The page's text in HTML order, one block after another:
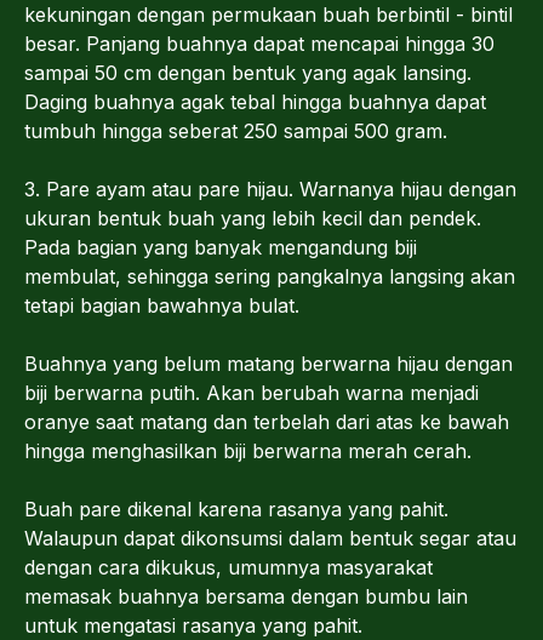
kekuningan dengan permukaan buah berbintil - bintil
besar. Panjang buahnya dapat mencapai hingga 30
sampai 50 cm dengan bentuk yang agak lansing.
Daging buahnya agak tebal hingga buahnya dapat
tumbuh hingga seberat 250 sampai 500 gram.
3. Pare ayam atau pare hijau. Warnanya hijau dengan
ukuran bentuk buah yang lebih kecil dan pendek.
Pada bagian yang banyak mengandung biji
membulat, sehingga sering pangkalnya langsing akan
tetapi bagian bawahnya bulat.
Buahnya yang belum matang berwarna hijau dengan
biji berwarna putih. Akan berubah warna menjadi
oranye saat matang dan terbelah dari atas ke bawah
hingga menghasilkan biji berwarna merah cerah.
Buah pare dikenal karena rasanya yang pahit.
Walaupun dapat dikonsumsi dalam bentuk segar atau
dengan cara dikukus, umumnya masyarakat
memasak buahnya bersama dengan bumbu lain
untuk mengatasi rasanya yang pahit.